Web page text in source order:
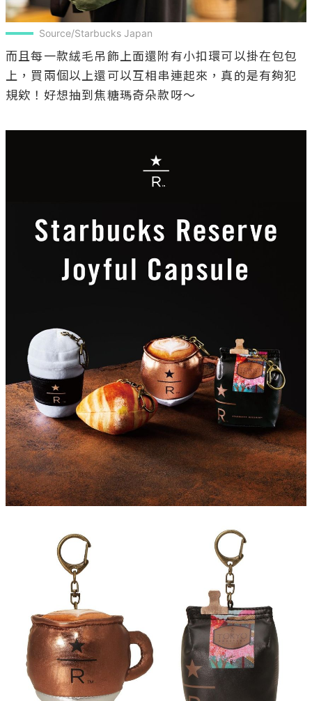
Source/Starbucks Japan
而且每一款絨毛吊飾上面還附有小扣環可以掛在包包
上，買兩個以上還可以互相串連起來，真的是有夠犯
規欸！好想抽到焦糖瑪奇朵款呀～